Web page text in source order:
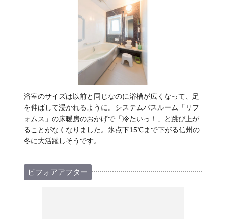
浴室のサイズは以前と同じなのに浴槽が広くなって、足
を伸ばして浸かれるように。システムバスルーム「リフ
ォムス」の床暖房のおかげで「冷たいっ！」と跳び上が
ることがなくなりました。氷点下15℃まで下がる信州の
冬に大活躍しそうです。
ビフォアアフター